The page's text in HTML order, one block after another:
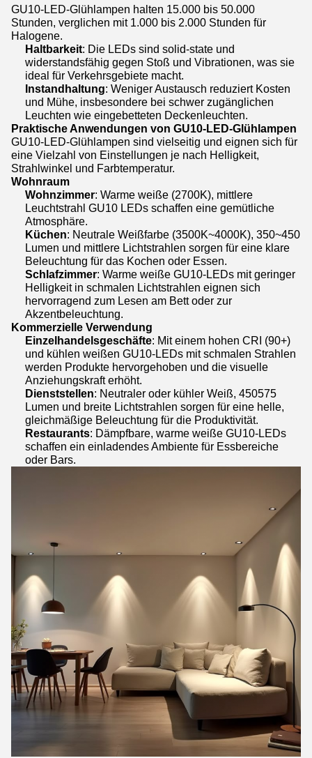
GU10-LED-Glühlampen halten 15.000 bis 50.000
Stunden, verglichen mit 1.000 bis 2.000 Stunden für
Halogene.
Haltbarkeit: Die LEDs sind solid-state und
widerstandsfähig gegen Stoß und Vibrationen, was sie
ideal für Verkehrsgebiete macht.
Instandhaltung: Weniger Austausch reduziert Kosten
und Mühe, insbesondere bei schwer zugänglichen
Leuchten wie eingebetteten Deckenleuchten.
Praktische Anwendungen von GU10-LED-Glühlampen
GU10-LED-Glühlampen sind vielseitig und eignen sich für
eine Vielzahl von Einstellungen je nach Helligkeit,
Strahlwinkel und Farbtemperatur.
Wohnraum
Wohnzimmer: Warme weiße (2700K), mittlere
Leuchtstrahl GU10 LEDs schaffen eine gemütliche
Atmosphäre.
Küchen: Neutrale Weißfarbe (3500K~4000K), 350~450
Lumen und mittlere Lichtstrahlen sorgen für eine klare
Beleuchtung für das Kochen oder Essen.
Schlafzimmer: Warme weiße GU10-LEDs mit geringer
Helligkeit in schmalen Lichtstrahlen eignen sich
hervorragend zum Lesen am Bett oder zur
Akzentbeleuchtung.
Kommerzielle Verwendung
Einzelhandelsgeschäfte: Mit einem hohen CRI (90+)
und kühlen weißen GU10-LEDs mit schmalen Strahlen
werden Produkte hervorgehoben und die visuelle
Anziehungskraft erhöht.
Dienststellen: Neutraler oder kühler Weiß, 450­575
Lumen und breite Lichtstrahlen sorgen für eine helle,
gleichmäßige Beleuchtung für die Produktivität.
Restaurants: Dämpfbare, warme weiße GU10-LEDs
schaffen ein einladendes Ambiente für Essbereiche
oder Bars.